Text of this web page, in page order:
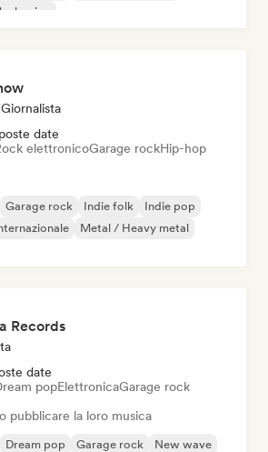
classico
date
elettronicoGarage rockHip-hop
Garage rock Indie folk
Indie pop
Metal / Heavy metal
Records
date
popElettronicaGarage rock
pubblicare la loro musica
Dream pop Garage rock
New wave